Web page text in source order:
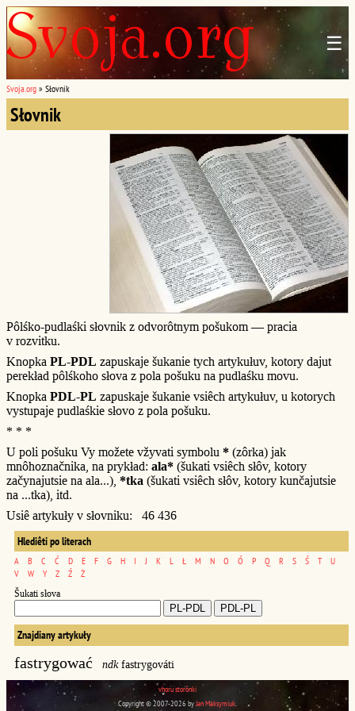
☰
Svoja.org » Słovnik
Słovnik
Pôlśko-pudlaśki słovnik z odvorôtnym pošukom — pracia
v rozvitku.
Knopka PL-PDL zapuskaje šukanie tych artykułuv, kotory dajut
perekład pôlśkoho słova z pola pošuku na pudlaśku movu.
Knopka PDL-PL zapuskaje šukanie vsiêch artykułuv, u kotorych
vystupaje pudlaśkie słovo z pola pošuku.
* * *
U poli pošuku Vy možete vžyvati symbolu * (zôrka) jak
mnôhoznačnika, na prykład: ala* (šukati vsiêch słôv, kotory
začynajutsie na ala...), *tka (šukati vsiêch słôv, kotory kunčajutsie
na ...tka), itd.
Usiê artykuły v słovniku: 46 436
Hlediêti po literach
A B C Ć D E F G H I J K L Ł M N O Ó P Q R S Ś T
U
V
W Y Z Ź Ż
Šukati słova
Znajdiany artykuły
fastrygować ndkfastrygováti
vhoru storônki
Copyright © 2007-2026 byJan Maksymiuk